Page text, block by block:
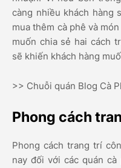
càng nhiều khách hàng
mua thêm cà phê và
muốn chia sẻ hai cách
sẽ khiến khách hàng
>> Chuỗi quán Blog Cà
Phong cách
Phong cách trang trí
nay đối với các quán